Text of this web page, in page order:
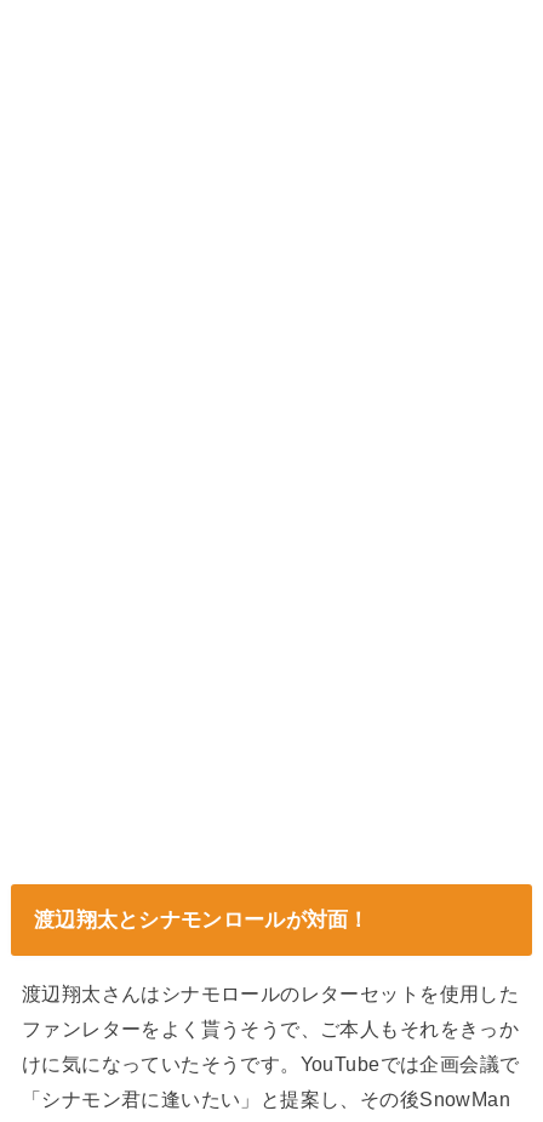
渡辺翔太とシナモンロールが対面！
渡辺翔太さんはシナモロールのレターセットを使用した
ファンレターをよく貰うそうで、ご本人もそれをきっか
けに気になっていたそうです。YouTubeでは企画会議で
「シナモン君に逢いたい」と提案し、その後SnowMan